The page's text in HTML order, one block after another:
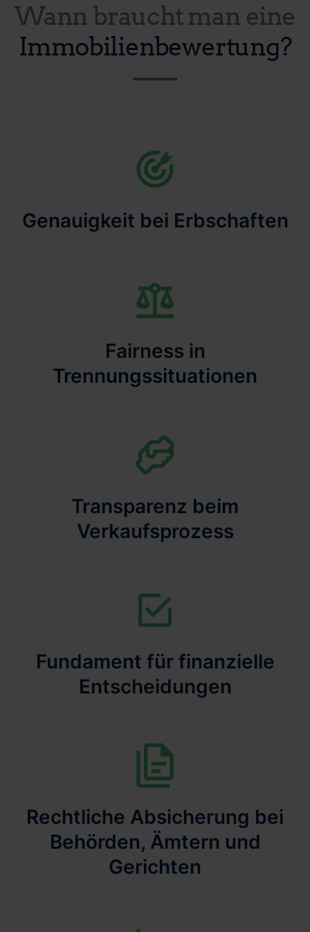
Wann braucht man eine
Immobilienbewertung?
Genauigkeit bei Erbschaften
Fairness in
Trennungssituationen
Transparenz beim
Verkaufsprozess
Fundament für finanzielle
Entscheidungen
Rechtliche Absicherung bei
Behörden, Ämtern und
Gerichten